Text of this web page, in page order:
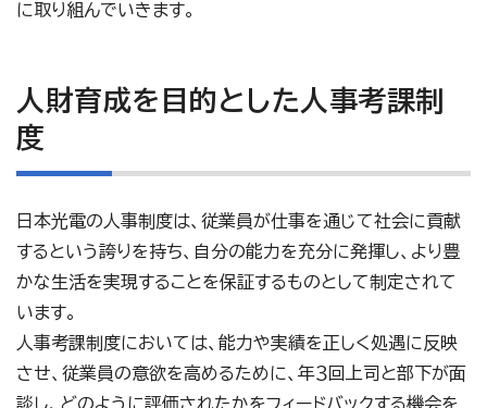
に取り組んでいきます。
人財育成を目的とした人事考課制
度
日本光電の人事制度は、従業員が仕事を通じて社会に貢献
するという誇りを持ち、自分の能力を充分に発揮し、より豊
かな生活を実現することを保証するものとして制定されて
います。
人事考課制度においては、能力や実績を正しく処遇に反映
させ、従業員の意欲を高めるために、年３回上司と部下が面
談し、どのように評価されたかをフィードバックする機会を